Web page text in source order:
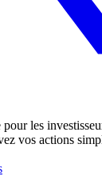
les
vos actions